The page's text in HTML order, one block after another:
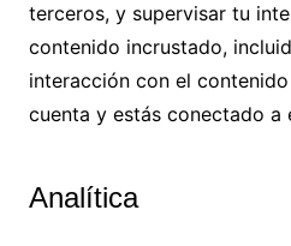
terceros, y supervisar tu
contenido incrustado,
interacción con el
cuenta y estás conectado a
Analítica